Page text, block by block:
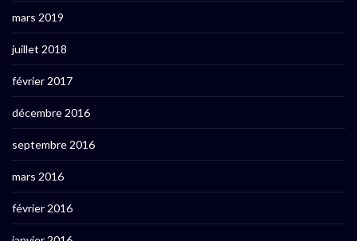
mars 2019
juillet 2018
février 2017
décembre 2016
septembre 2016
mars 2016
février 2016